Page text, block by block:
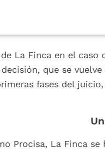
La Finca en el caso
que se
fases del
Procisa, La Finca